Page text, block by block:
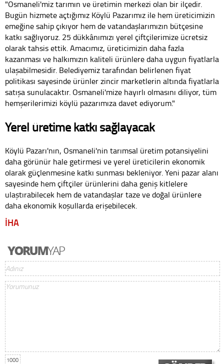
"Osmaneli'miz tarımın ve üretimin merkezi olan bir ilçedir.
Bugün hizmete açtığımız Köylü Pazarımız ile hem üreticimizin
emeğine sahip çıkıyor hem de vatandaşlarımızın bütçesine
katkı sağlıyoruz. 25 dükkânımızı yerel çiftçilerimize ücretsiz
olarak tahsis ettik. Amacımız, üreticimizin daha fazla
kazanması ve halkımızın kaliteli ürünlere daha uygun fiyatlarla
ulaşabilmesidir. Belediyemiz tarafından belirlenen fiyat
politikası sayesinde ürünler zincir marketlerin altında fiyatlarla
satışa sunulacaktır. Osmaneli'mize hayırlı olmasını diliyor, tüm
hemşerilerimizi köylü pazarımıza davet ediyorum."
Yerel üretime katkı sağlayacak
Köylü Pazarı'nın, Osmaneli'nin tarımsal üretim potansiyelini
daha görünür hale getirmesi ve yerel üreticilerin ekonomik
olarak güçlenmesine katkı sunması bekleniyor. Yeni pazar alanı
sayesinde hem çiftçiler ürünlerini daha geniş kitlelere
ulaştırabilecek hem de vatandaşlar taze ve doğal ürünlere
daha ekonomik koşullarda erişebilecek.
İHA
1000